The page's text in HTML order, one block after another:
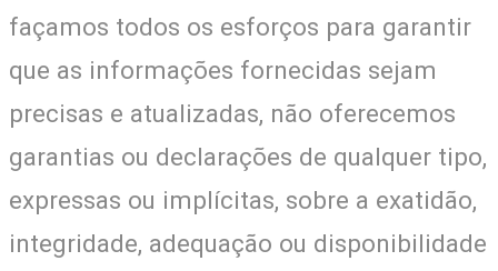
façamos todos os esforços para garantir
que as informações fornecidas sejam
precisas e atualizadas, não oferecemos
garantias ou declarações de qualquer tipo,
expressas ou implícitas, sobre a exatidão,
integridade, adequação ou disponibilidade